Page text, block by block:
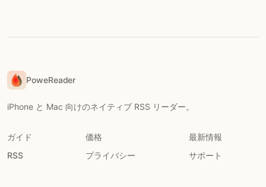
PoweReader
iPhone と Mac 向けのネイティブ RSS リーダー。
ガイド 価格
最新情報
RSS
プライバシー サポート